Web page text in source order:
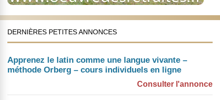
DERNIÈRES PETITES ANNONCES
Apprenez le latin comme une langue vivante –
méthode Orberg – cours individuels en ligne
Consulter l'annonce